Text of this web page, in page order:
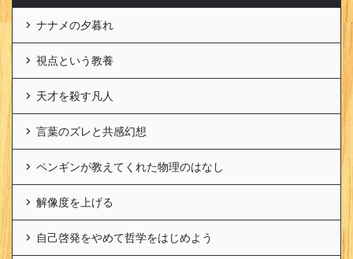
ナナメの夕暮れ
視点という教養
天才を殺す凡人
言葉のズレと共感幻想
ペンギンが教えてくれた物理のはなし
解像度を上げる
自己啓発をやめて哲学をはじめよう